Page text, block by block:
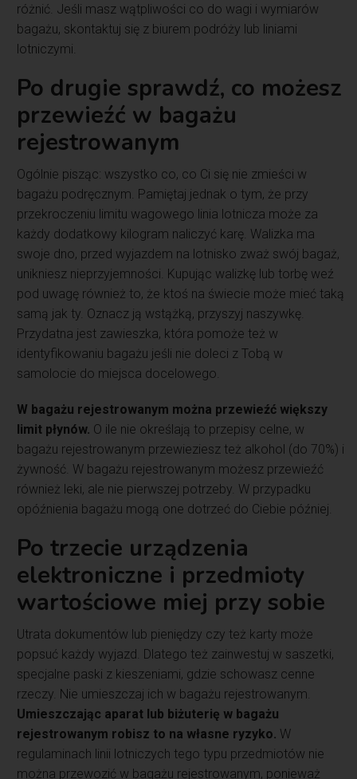
różnić. Jeśli masz wątpliwości co do wagi i wymiarów
bagażu, skontaktuj się z biurem podróży lub liniami
lotniczymi.
Po drugie sprawdź, co możesz
przewieźć w bagażu
rejestrowanym
Ogólnie pisząc: wszystko co, co Ci się nie zmieści w
bagażu podręcznym. Pamiętaj jednak o tym, że przy
przekroczeniu limitu wagowego linia lotnicza może za
każdy dodatkowy kilogram naliczyć karę. Walizka ma
swoje dno, przed wyjazdem na lotnisko zważ swój bagaż,
unikniesz nieprzyjemności. Kupując walizkę lub torbę weź
pod uwagę również to, że ktoś na świecie może mieć taką
samą jak ty. Oznacz ją wstążką, przyszyj naszywkę.
Przydatna jest zawieszka, która pomoże też w
identyfikowaniu bagażu jeśli nie doleci z Tobą w
samolocie do miejsca docelowego.
W bagażu rejestrowanym można przewieźć większy
limit płynów. O ile nie określają to przepisy celne, w
bagażu rejestrowanym przewieziesz też alkohol (do 70%) i
żywność. W bagażu rejestrowanym możesz przewieźć
również leki, ale nie pierwszej potrzeby. W przypadku
opóźnienia bagażu mogą one dotrzeć do Ciebie później.
Po trzecie urządzenia
elektroniczne i przedmioty
wartościowe miej przy sobie
Utrata dokumentów lub pieniędzy czy też karty może
popsuć każdy wyjazd. Dlatego też zainwestuj w saszetki,
specjalne paski z kieszeniami, gdzie schowasz cenne
rzeczy. Nie umieszczaj ich w bagażu rejestrowanym.
Umieszczając aparat lub biżuterię w bagażu
rejestrowanym robisz to na własne ryzyko. W
regulaminach linii lotniczych tego typu przedmiotów nie
można przewozić w bagażu rejestrowanym, ponieważ